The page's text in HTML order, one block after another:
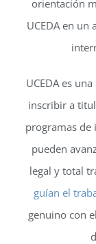
orientación
UCEDA en
UCEDA es
inscribir a
programas de
pueden
legal y total
guían el
genuino con